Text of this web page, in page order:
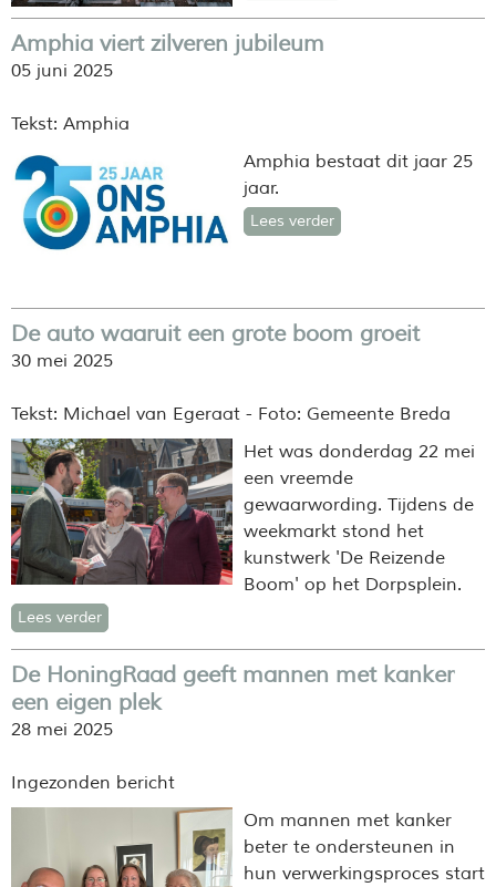
Amphia viert zilveren jubileum
05 juni 2025
Tekst: Amphia
Amphia bestaat dit jaar 25
jaar.
Lees verder
De auto waaruit een grote boom groeit
30 mei 2025
Tekst: Michael van Egeraat - Foto: Gemeente Breda
Het was donderdag 22 mei
een vreemde
gewaarwording. Tijdens de
weekmarkt stond het
kunstwerk 'De Reizende
Boom' op het Dorpsplein.
Lees verder
De HoningRaad geeft mannen met kanker
een eigen plek
28 mei 2025
Ingezonden bericht
Om mannen met kanker
beter te ondersteunen in
hun verwerkingsproces start